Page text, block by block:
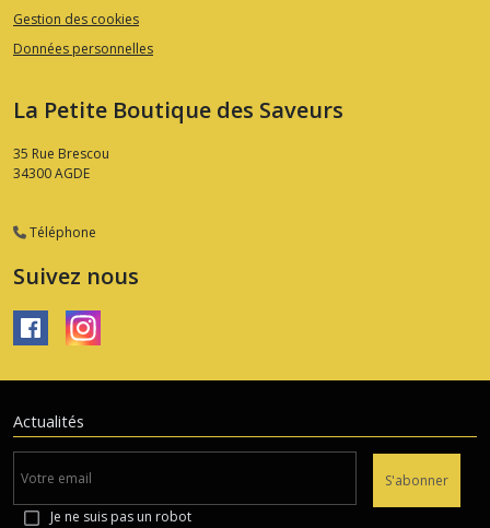
Gestion des cookies
Données personnelles
La Petite Boutique des Saveurs
35 Rue Brescou
34300AGDE
Téléphone
Suivez nous
Actualités
S'abonner
Je ne suis pas un robot